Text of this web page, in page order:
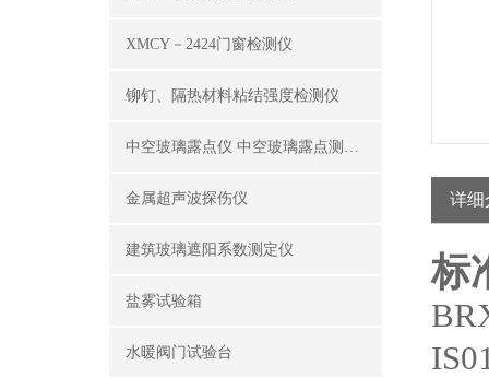
XMCY－2424门窗检测仪
铆钉、隔热材料粘结强度检测仪
中空玻璃露点仪 中空玻璃露点测试仪器
金属超声波探伤仪
建筑玻璃遮阳系数测定仪
盐雾试验箱
水暖阀门试验台
详细
标